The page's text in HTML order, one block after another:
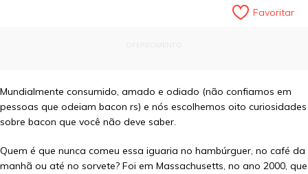
Favoritar
Mundialmente consumido, amado e odiado (não confiamos em
pessoas que odeiam bacon rs) e nós escolhemos oito curiosidades
sobre bacon que você não deve saber.
Quem é que nunca comeu essa iguaria no hambúrguer, no café da
manhã ou até no sorvete? Foi em Massachusetts, no ano 2000, que